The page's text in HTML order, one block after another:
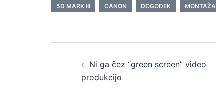
5D MARK III CANON DOGODEK MONTAŽA
navigation
Ni ga čez “green screen” video
produkcijo